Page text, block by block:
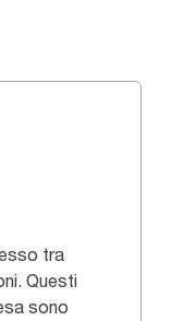
tra
Questi
sono